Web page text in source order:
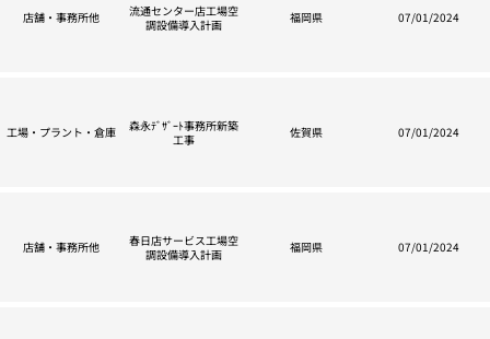
店舗・事務所他
流通センター店工場空
調設備導入計画
福岡県 07/01/2024
工場・プラント・倉庫
森永ﾃﾞｻﾞｰﾄ事務所新築
工事
佐賀県 07/01/2024
店舗・事務所他
春日店サービス工場空
調設備導入計画
福岡県 07/01/2024